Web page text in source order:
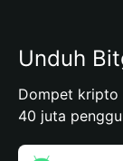
Unduh
Dompet kripto
40 juta